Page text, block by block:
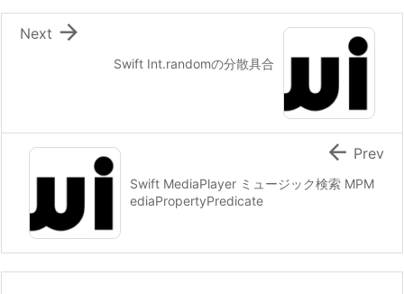
Swift Int.randomの分散具合

Next
Swift MediaPlayer ミュージック検索 MPM
ediaPropertyPredicate
 Prev